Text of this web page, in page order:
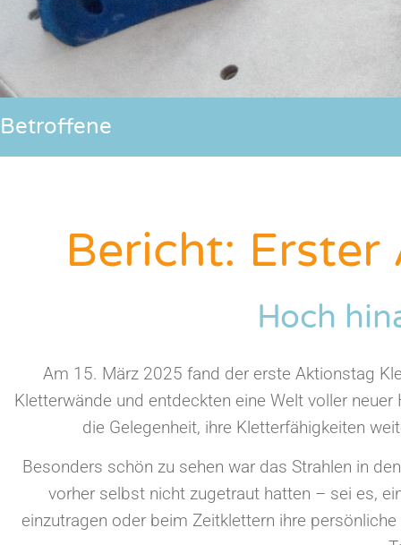
Betroffene
Bericht:
Hoch
Am 15. März 2025 fand der erste Aktionstag
Kletterwände und entdeckten eine Welt voller
die Gelegenheit, ihre Kletterfähigkeiten
Besonders schön zu sehen war das Strahlen in
vorher selbst nicht zugetraut hatten – sei es,
einzutragen oder beim Zeitklettern ihre